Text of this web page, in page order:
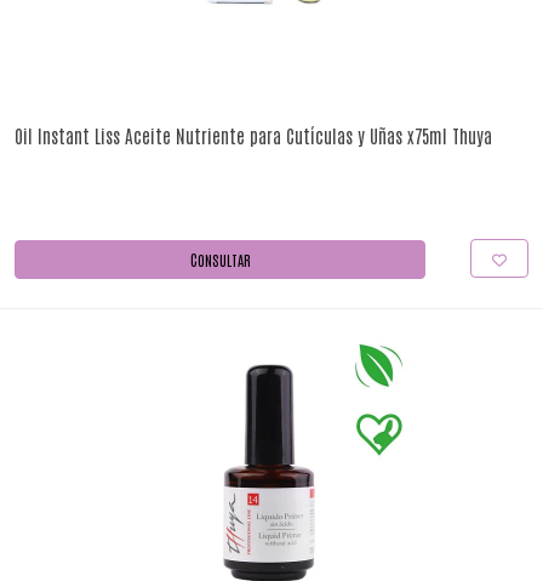
Oil Instant Liss Aceite Nutriente para Cutículas y Uñas x75ml Thuya
CONSULTAR